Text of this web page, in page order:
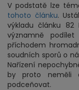
V podstatě lze
tohoto článku.
výkladu článku
významně
příchodem
soudních sporů o
Nařízení
by proto neměli
podceňovat.